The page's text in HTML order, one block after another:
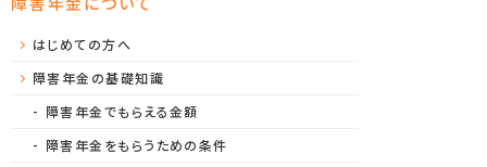
はじめての方へ
障害年金の基礎知識
障害年金でもらえる金額
障害年金をもらうための条件